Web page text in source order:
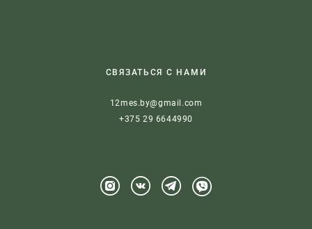
СВЯЗАТЬСЯ С НАМИ
12mes.by@gmail.com
+375 29 6644990